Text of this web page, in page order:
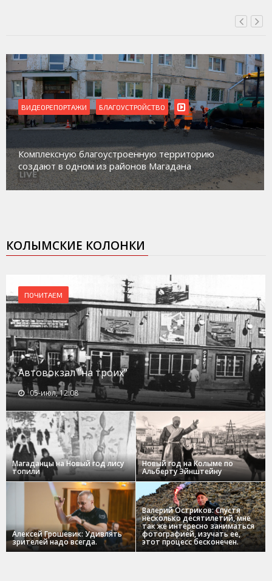
ВИДЕОРЕПОРТАЖИ
Магадан присоединился к пилотному проекту по
работе с несовершеннолетними из групп
социального риска «Переправа»
КОЛЫМСКИЕ КОЛОНКИ
ПОЧИТАЕМ
Автовокзал "на троих"
05-июл, 12:08
Магаданцы на Новый год лису
топили
Новый год на Колыме по
Альберту Эйнштейну
Алексей Грошевик: Удивлять
зрителей надо всегда.
Валерий Остриков: Спустя
несколько десятилетий, мне
так же интересно заниматься
фотографией, изучать ее,
этот процесс бесконечен.